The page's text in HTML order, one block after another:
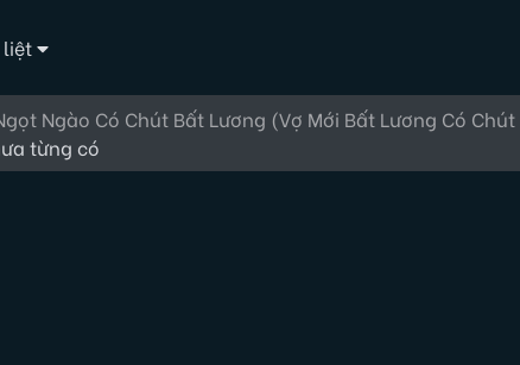
liệt
Ngào Có Chút Bất Lương (Vợ Mới Bất Lương Có
từng có